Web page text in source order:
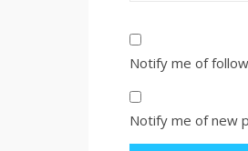
Notify me of
Notify me of new